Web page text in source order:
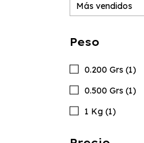
Peso
0.200 Grs (1)
0.500 Grs (1)
1 Kg (1)